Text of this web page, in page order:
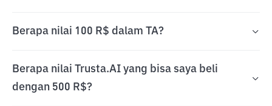
Berapa nilai 100 R$ dalam TA?
Berapa nilai Trusta.AI yang bisa saya beli
dengan 500 R$?